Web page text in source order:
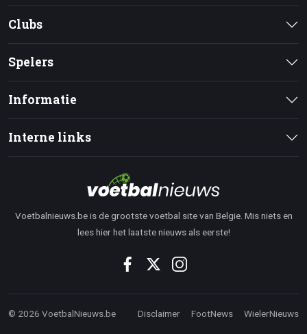
Clubs
Spelers
Informatie
Interne links
Voetbalnieuws.be is de grootste voetbal site van Belgie. Mis niets en
lees hier het laatste nieuws als eerste!
© 2026 VoetbalNieuws.be Disclaimer FootNews WielerNieuws